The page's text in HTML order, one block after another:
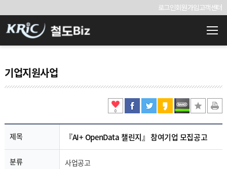
로그인회원가입고객센터
기업지원사업
0
제목 『AI+ OpenData 챌린지』 참여기업 모집공고
분류 사업공고